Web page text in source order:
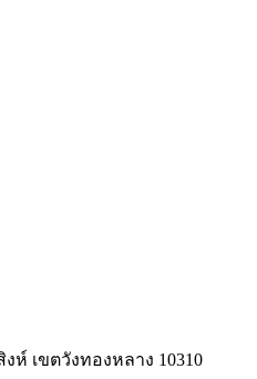
ห์ เขตวังทองหลาง 10310